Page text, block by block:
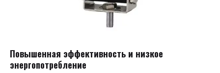
Повышенная эффективность и низкое
энергопотребление